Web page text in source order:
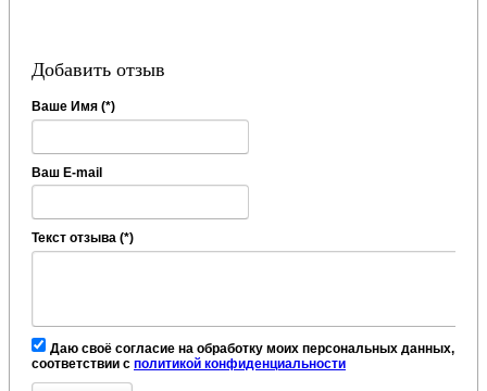
Добавить отзыв
Ваше Имя (*)
Ваш E-mail
Текст отзыва (*)
Даю своё согласие на обработку моих персональных данных, в
соответствии с политикой конфиденциальности